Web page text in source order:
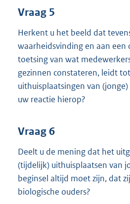
Vraag 5
Herkent u het beeld dat
waarheidsvinding en aan
toetsing van wat
gezinnen constateren, leidt
uithuisplaatsingen van
uw reactie hierop?
Vraag 6
Deelt u de mening dat het
(tijdelijk) uithuisplaatsen van
beginsel altijd moet zijn, dat
biologische ouders?